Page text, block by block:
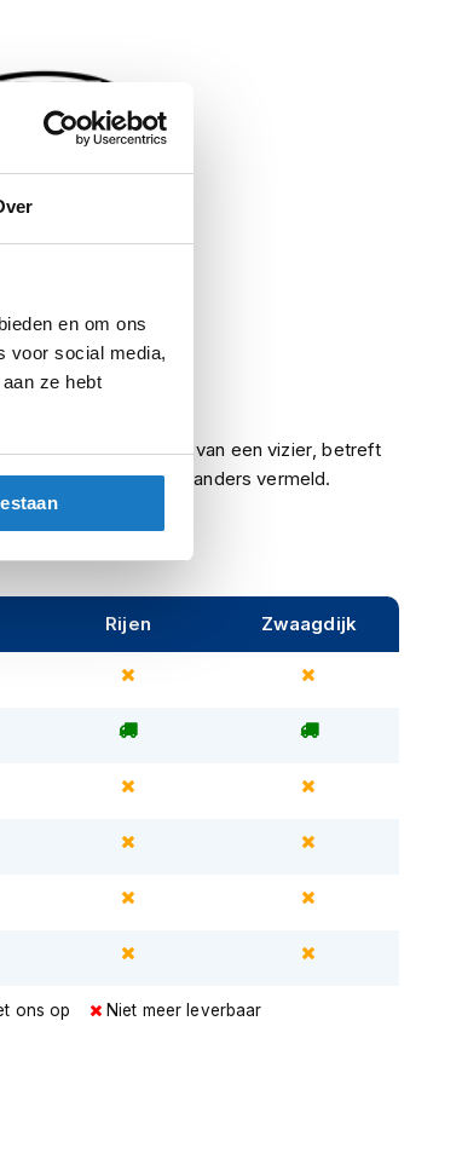
en om ons
voor social media,
ze hebt
White/Red 231
een helm is voorzien van een vizier, betreft
helder vizier, tenzij anders vermeld.
Rijen Zwaagdijk
ons op Niet meer leverbaar